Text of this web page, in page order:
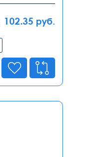
102.35 руб.